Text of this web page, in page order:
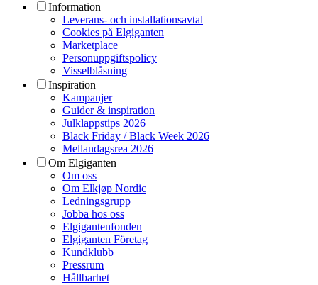
Information
Leverans- och installationsavtal
Cookies på Elgiganten
Marketplace
Personuppgiftspolicy
Visselblåsning
Inspiration
Kampanjer
Guider & inspiration
Julklappstips 2026
Black Friday / Black Week 2026
Mellandagsrea 2026
Om Elgiganten
Om oss
Om Elkjøp Nordic
Ledningsgrupp
Jobba hos oss
Elgigantenfonden
Elgiganten Företag
Kundklubb
Pressrum
Hållbarhet